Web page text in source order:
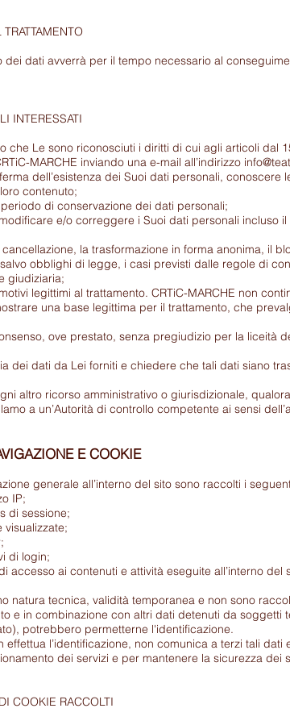
TRATTAMENTO
dei dati avverrà per il tempo necessario al
INTERESSATI
che Le sono riconosciuti i diritti di cui agli articoli dal
MARCHE inviando una e-mail all’indirizzo
dell’esistenza dei Suoi dati personali,
contenuto;
di conservazione dei dati personali;
e/o correggere i Suoi dati personali incluso
la trasformazione in forma anonima, il
obblighi di legge, i casi previsti dalle regole di
giudiziaria;
legittimi al trattamento. CRTiC-MARCHE non
una base legittima per il trattamento, che
ove prestato, senza pregiudizio per la liceità
dei dati da Lei forniti e chiedere che tali dati siano
altro ricorso amministrativo o giurisdizionale,
a un’Autorità di controllo competente ai sensi
E COOKIE
generale all’interno del sito sono raccolti i
IP;
sessione;
login;
ai contenuti e attività eseguite all’interno del
natura tecnica, validità temporanea e non sono
e in combinazione con altri dati detenuti da
potrebbero permetterne l'identificazione.
effettua l’identificazione, non comunica a terzi tali
dei servizi e per mantenere la sicurezza dei
COOKIE RACCOLTI